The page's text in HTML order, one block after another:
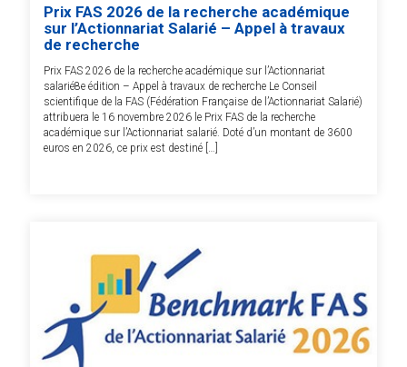
Prix FAS 2026 de la recherche académique
sur l’Actionnariat Salarié – Appel à travaux
de recherche
Prix FAS 2026 de la recherche académique sur l’Actionnariat
salarié8e édition – Appel à travaux de recherche Le Conseil
scientifique de la FAS (Fédération Française de l’Actionnariat Salarié)
attribuera le 16 novembre 2026 le Prix FAS de la recherche
académique sur l’Actionnariat salarié. Doté d’un montant de 3600
euros en 2026, ce prix est destiné […]